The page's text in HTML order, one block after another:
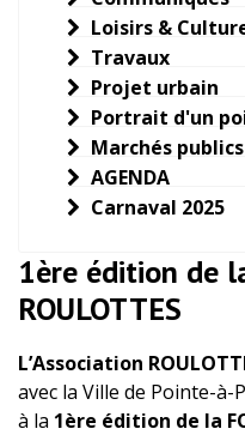
Loisirs &
Travaux
Projet urbain
Portrait d'un
Marchés publics
AGENDA
Carnaval 2025
1ère édition de
ROULOTTES
L’Association
avec la Ville de Pointe-
à la 1ère édition de la